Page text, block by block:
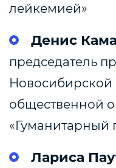
лейкемией»
Денис
председатель
Новосибирской
общественной
«Гуманитарный
Лариса